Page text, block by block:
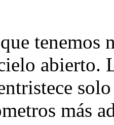
tenemos
abierto.
más